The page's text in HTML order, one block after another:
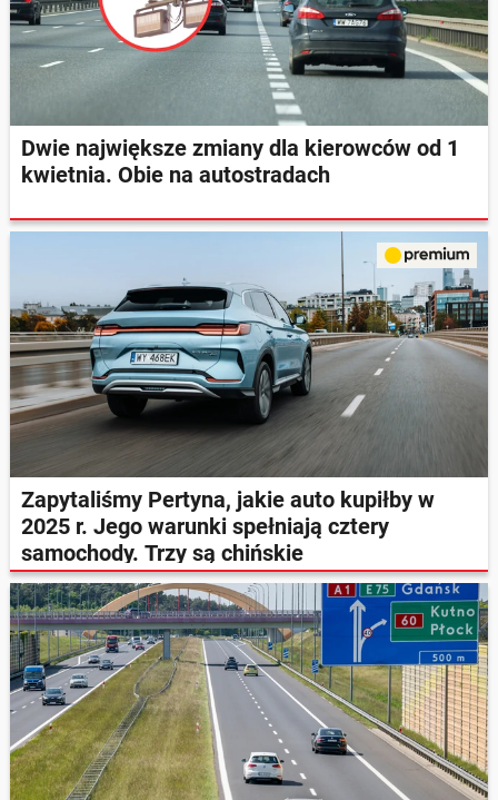
Dwie największe zmiany dla kierowców od 1
kwietnia. Obie na autostradach
Zapytaliśmy Pertyna, jakie auto kupiłby w
2025 r. Jego warunki spełniają cztery
samochody. Trzy są chińskie